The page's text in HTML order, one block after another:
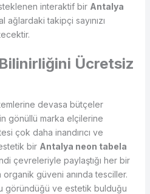
interaktif bir Antalya
ağlardaki takipçi sayınızı
Ücretsiz
devasa bütçeler
gönüllü marka elçilerine
çok daha inandırıcı ve
bir Antalya neon tabela
çevreleriyle paylaştığı her bir
güveni anında tesciller.
göründüğü ve estetik bulduğu